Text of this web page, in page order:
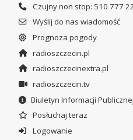
Czujny non stop: 510 777
Wyślij do nas wiadomość
Prognoza pogody
radioszczecin.pl
radioszczecinextra.pl
radioszczecin.tv
Biuletyn Informacji Publicznej
Posłuchaj teraz
Logowanie